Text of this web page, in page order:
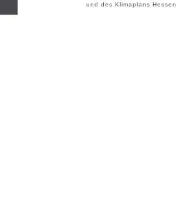
und des Klimaplans Hessen